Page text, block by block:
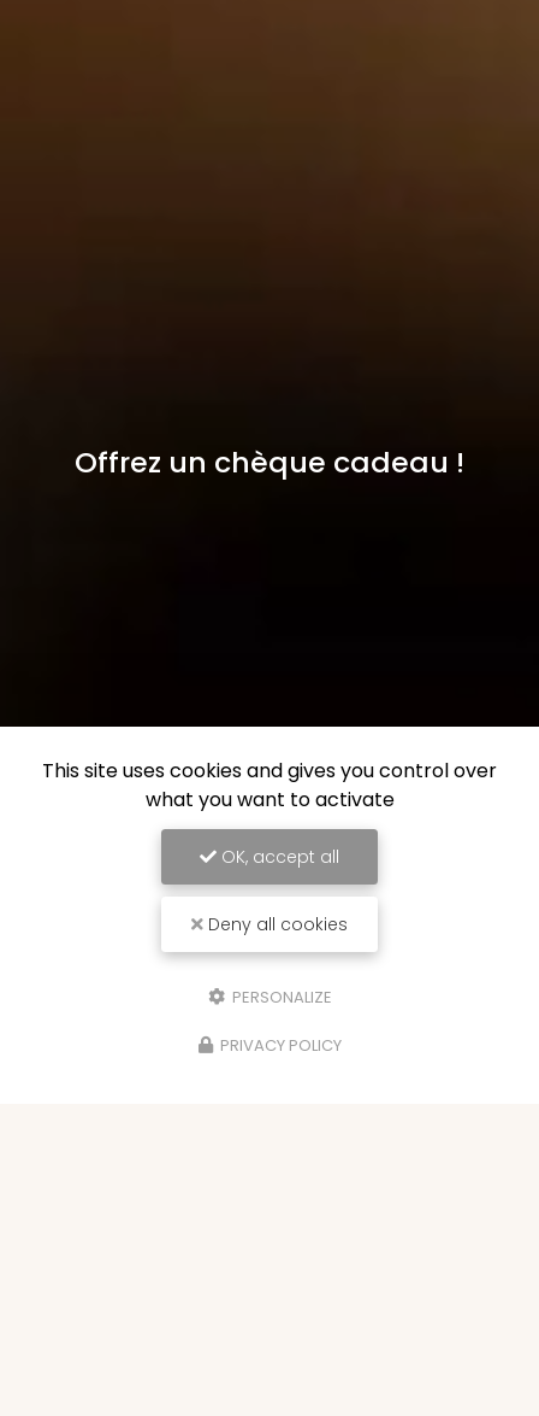
Offrez un chèque cadeau !
This site uses cookies and gives you control over
what you want to activate
OK, accept all
Deny all cookies
PERSONALIZE
PRIVACY POLICY